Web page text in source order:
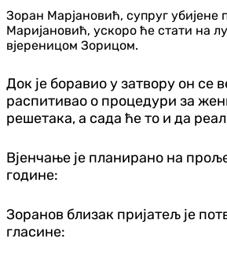
Зоран Марјановић, супруг убијене
Маријановић, ускоро ће стати на
вјереницом Зорицом.
Док је боравио у затвору он се
распитивао о процедури за
решетака, а сада ће то и да
Вјенчање је планирано на
године:
Зоранов близак пријатељ је
гласине: